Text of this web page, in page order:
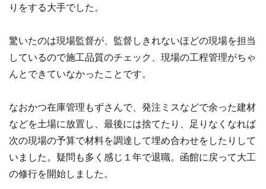
りをする大手でした。
驚いたのは現場監督が、監督しきれないほどの現場を担当
しているので施工品質のチェック、現場の工程管理がちゃ
んとできていなかったことです。
なおかつ在庫管理もずさんで、発注ミスなどで余った建材
などを土場に放置し、最後には捨てたり、足りなくなれば
次の現場の予算で材料を調達して埋め合わせをしたりして
いました。疑問も多く感じ１年で退職。函館に戻って大工
の修行を開始しました。